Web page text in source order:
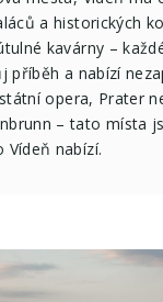
a historických
kavárny –
příběh a nabízí
opera, Prater
– tato místa
nabízí.